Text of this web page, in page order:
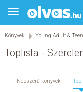
Toggle
navigation
Könyvek Young Adult & Teen
Toplista -
Népszerű könyvek
BEJELENTKEZÉS
KÖNYVEK
EGYÉB TERMÉKEK